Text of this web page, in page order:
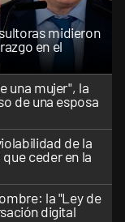
midieron
en el
una mujer", la
de una esposa
de la
ceder en la
la "Ley de
digital